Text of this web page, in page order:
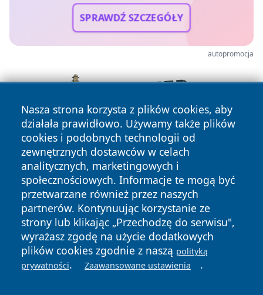
SPRAWDŹ SZCZEGÓŁY
autopromocja
Nasza strona korzysta z plików cookies, aby
działała prawidłowo. Używamy także plików
cookies i podobnych technologii od
zewnętrznych dostawców w celach
analitycznych, marketingowych i
społecznościowych. Informacje te mogą być
przetwarzane również przez naszych
partnerów. Kontynuując korzystanie ze
strony lub klikając „Przechodzę do serwisu",
wyrażasz zgodę na użycie dodatkowych
plików cookies zgodnie z naszą polityką
prywatności. Zaawansowane ustawienia .
Copyright © 2026 24slupsk.pl Wszystkie prawa zastrzeżone.
News Autorzy
Polityka
Prywatności
Polityka
Cookies